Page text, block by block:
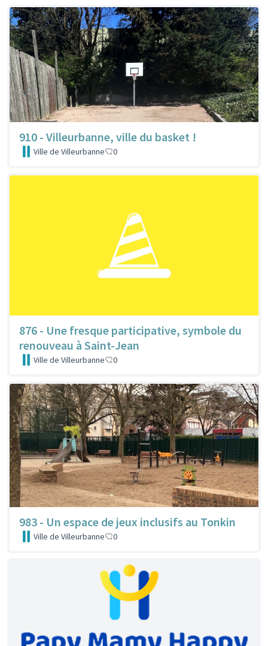
910 - Villeurbanne, ville du basket !
Ville de Villeurbanne 0
876 - Une fresque participative, symbole du
renouveau à Saint-Jean
Ville de Villeurbanne 0
983 - Un espace de jeux inclusifs au Tonkin
Ville de Villeurbanne 0